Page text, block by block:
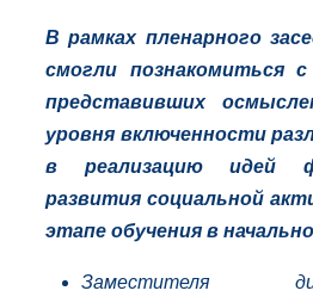
В рамках пленарного
смогли познакомиться
представивших
уровня включенности
в реализацию идей
развития социальной
этапе обучения в
Заместителя